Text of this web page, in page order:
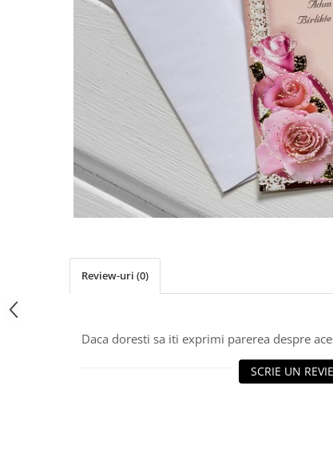
Pachete marturii
Pungi si cutii prajituri
Cutii flori de hartie
Cutii flori de sapun
Aranjamente tematice
2025 Craciun
2020 Craciun si Anul Nou
2021 Crăciun
Toamna și Halloween
Valentine's Day
Buchete extravagante
Review-uri (0)
Daca doresti sa iti exprimi parerea despre
SCRIE UN